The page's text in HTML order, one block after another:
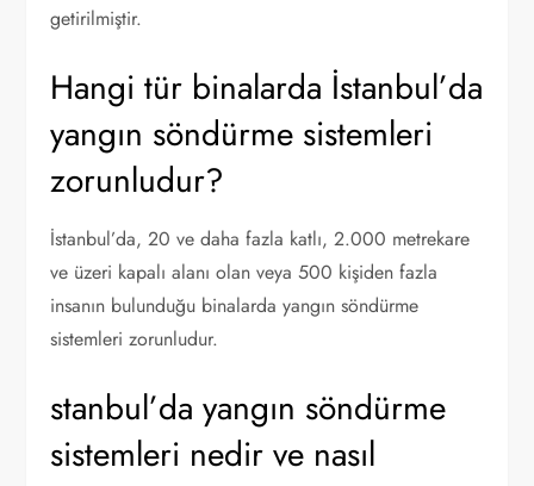
getirilmiştir.
Hangi tür binalarda İstanbul’da
yangın söndürme sistemleri
zorunludur?
İstanbul’da, 20 ve daha fazla katlı, 2.000 metrekare
ve üzeri kapalı alanı olan veya 500 kişiden fazla
insanın bulunduğu binalarda yangın söndürme
sistemleri zorunludur.
stanbul’da yangın söndürme
sistemleri nedir ve nasıl